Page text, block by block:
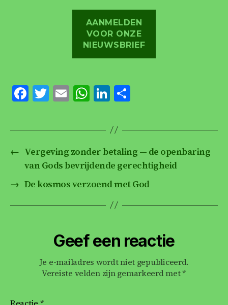
F
c
b
o
o
k
T
itt
E
ai
W
at
A
p
p
Li
k
dI
n
e
← Vergeving zonder betaling — de openbaring
van Gods bevrijdende gerechtigheid
→ De kosmos verzoend met God
Geef een reactie
Je e-mailadres wordt niet gepubliceerd.
Vereiste velden zijn gemarkeerd met*